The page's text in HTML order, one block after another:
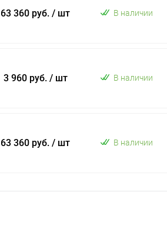
63 360 руб. / шт В наличии
3 960 руб. / шт В наличии
63 360 руб. / шт В наличии